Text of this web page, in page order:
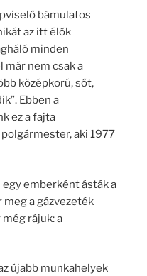
bámulatos
az itt élők
minden
már nem csak a
középkorú, sőt,
Ebben a
ez a fajta
aki 1977
emberként ásták a
meg a gázvezeték
rájuk: a
újabb munkahelyek